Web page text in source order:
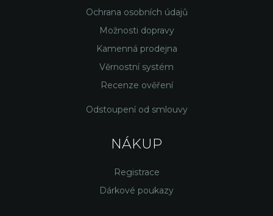
Ochrana osobních údajů
Možnosti dopravy
Kamenná prodejna
Věrnostní systém
Recenze ověření
Odstoupení od smlouvy
NÁKUP
Registrace
Dárkové poukazy